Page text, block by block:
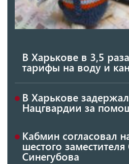
В Харькове в 3,5
тарифы на воду и
В Харькове
Нацгвардии за
Кабмин согласовал
шестого заместителя
Синегубова